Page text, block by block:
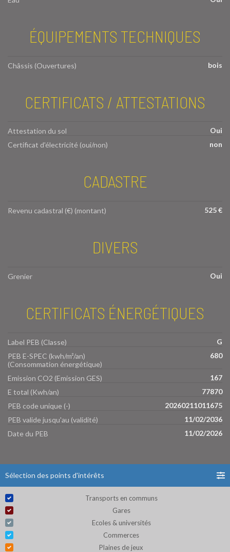
ÉQUIPEMENTS TECHNIQUES
Châssis (Ouvertures) bois
CERTIFICATS / ATTESTATIONS
Attestation du sol
Oui
Certificat d'électricité (oui/non)
non
CADASTRE
Revenu cadastral (€) (montant) 525 €
DIVERS
Grenier Oui
CERTIFICATS ÉNERGÉTIQUES
Label PEB (Classe)
G
PEB E-SPEC (kwh/m²/an)
(Consommation énergétique)
680
Emission CO2 (Emission GES)
167
E total (Kwh/an)
77870
PEB code unique (-)
20260211011675
PEB valide jusqu'au (validité)
11/02/2036
Date du PEB
11/02/2026
Sélection des points d'intérêts
Transports en communs
Gares
Ecoles & universités
Commerces
Plaines de jeux